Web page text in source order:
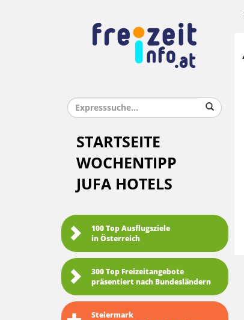
STARTSEITE
WOCHENTIPP
JUFA HOTELS
100 Top Ausflugsziele
in Österreich
300 Top Freizeitangebote
präsentiert nach Bundesländern
Steiermark